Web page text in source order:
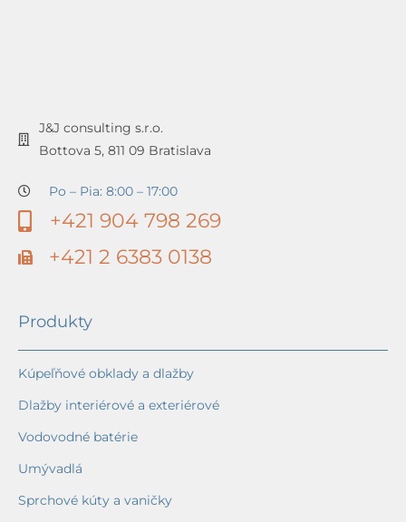
J&J consulting s.r.o.
Bottova 5, 811 09 Bratislava
Po – Pia: 8:00 – 17:00
+421 904 798 269
+421 2 6383 0138
Produkty
Kúpeľňové obklady a dlažby
Dlažby interiérové a exteriérové
Vodovodné batérie
Umývadlá
Sprchové kúty a vaničky